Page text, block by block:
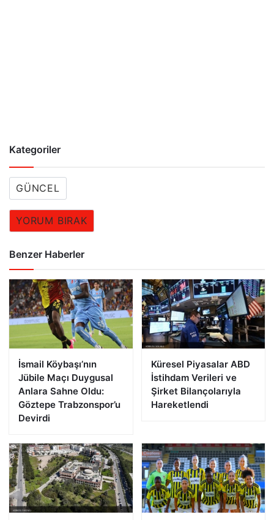
Kategoriler
GÜNCEL
YORUM BIRAK
Benzer Haberler
İsmail Köybaşı’nın
Jübile Maçı Duygusal
Anlara Sahne Oldu:
Göztepe Trabzonspor’u
Devirdi
Küresel Piyasalar ABD
İstihdam Verileri ve
Şirket Bilançolarıyla
Hareketlendi